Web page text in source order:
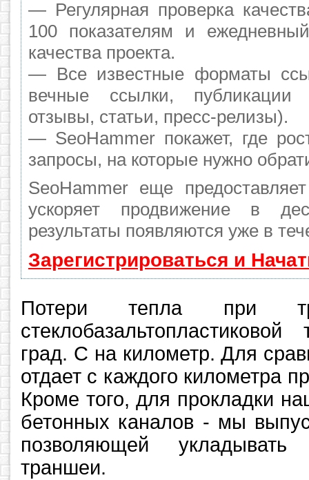
— Регулярная проверка
100 показателям и
качества проекта.
— Все известные форматы
вечные ссылки, публикации
отзывы, статьи, пресс-релизы).
— SeoHammer покажет, где
запросы, на которые нужно
SeoHammer еще
ускоряет продвижение в
результаты появляются уже в
Зарегистрироваться и
Потери тепла при
град. С на километр. Для
отдает с каждого километра
Кроме того, для прокладки
бетонных каналов - мы
позволяющей укладывать
траншеи.